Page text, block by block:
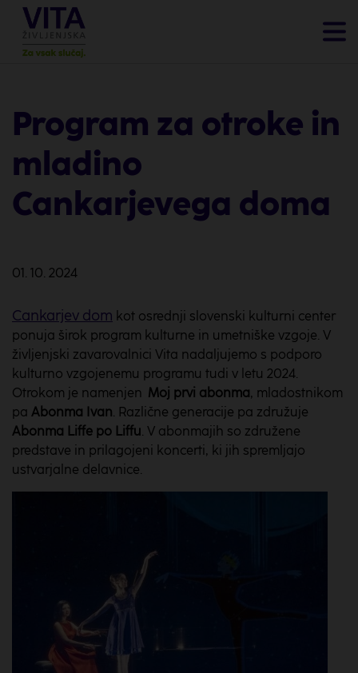
Program za otroke in
mladino
Cankarjevega doma
01. 10. 2024
Cankarjev dom kot osrednji slovenski kulturni center
ponuja širok program kulturne in umetniške vzgoje. V
življenjski zavarovalnici Vita nadaljujemo s podporo
kulturno vzgojenemu programu tudi v letu 2024.
Otrokom je namenjen Moj prvi abonma, mladostnikom
pa Abonma Ivan. Različne generacije pa združuje
Abonma Liffe po Liffu. V abonmajih so združene
predstave in prilagojeni koncerti, ki jih spremljajo
ustvarjalne delavnice.